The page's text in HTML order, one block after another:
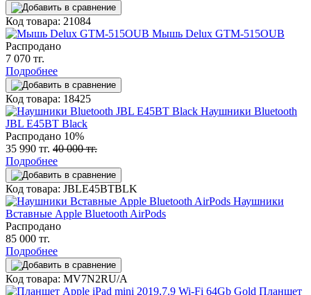
Код товара: 21084
Мышь Delux GTM-515OUB
Распродано
7 070 тг.
Подробнее
Код товара: 18425
Наушники Bluetooth
JBL E45BT Black
Распродано 10%
35 990 тг. 40 000 тг.
Подробнее
Код товара: JBLE45BTBLK
Наушники
Вставные Apple Bluetooth AirPods
Распродано
85 000 тг.
Подробнее
Код товара: MV7N2RU/A
Планшет